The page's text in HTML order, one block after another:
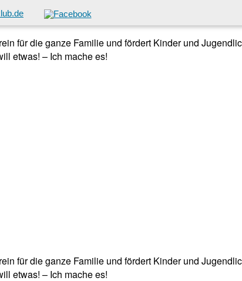
für die ganze Familie und fördert Kinder und
etwas! – Ich mache es!
für die ganze Familie und fördert Kinder und
etwas! – Ich mache es!